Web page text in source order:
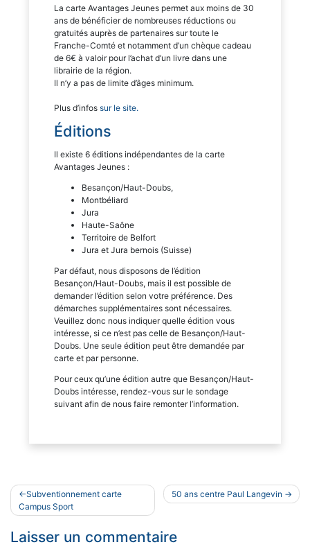
La carte Avantages Jeunes permet aux moins de 30
ans de bénéficier de nombreuses réductions ou
gratuités auprès de partenaires sur toute le
Franche-Comté et notamment d’un chèque cadeau
de 6€ à valoir pour l’achat d’un livre dans une
librairie de la région.
Il n’y a pas de limite d’âges minimum.
Plus d’infos sur le site.
Éditions
Il existe 6 éditions indépendantes de la carte
Avantages Jeunes :
Besançon/Haut-Doubs,
Montbéliard
Jura
Haute-Saône
Territoire de Belfort
Jura et Jura bernois (Suisse)
Par défaut, nous disposons de l’édition
Besançon/Haut-Doubs, mais il est possible de
demander l’édition selon votre préférence. Des
démarches supplémentaires sont nécessaires.
Veuillez donc nous indiquer quelle édition vous
intéresse, si ce n’est pas celle de Besançon/Haut-
Doubs. Une seule édition peut être demandée par
carte et par personne.
Pour ceux qu’une édition autre que Besançon/Haut-
Doubs intéresse, rendez-vous sur le sondage
suivant afin de nous faire remonter l’information.
Navigation
de
l’article
Subventionnement carte
Campus Sport
50 ans centre Paul Langevin
Laisser un commentaire